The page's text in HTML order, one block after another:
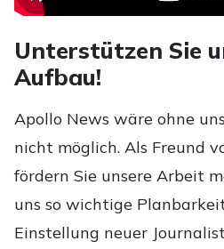
Unterstützen Sie
Aufbau!
Apollo News wäre ohne
nicht möglich. Als Freund
fördern Sie unsere Arbeit
uns so wichtige
Einstellung neuer